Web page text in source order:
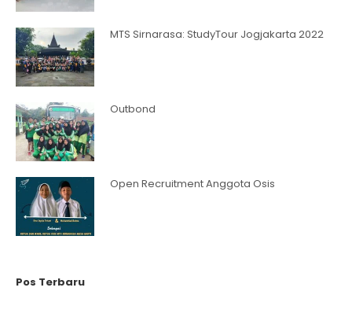
MTS Sirnarasa: StudyTour Jogjakarta 2022
Outbond
Open Recruitment Anggota Osis
Pos Terbaru